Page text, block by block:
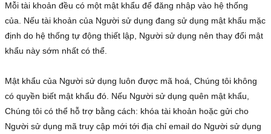
Mỗi tài khoản đều có một mật khẩu để đăng nhập vào hệ thống
của. Nếu tài khoản của Người sử dụng đang sử dụng mật khẩu mặc
định do hệ thống tự động thiết lập, Người sử dụng nên thay đổi mật
khẩu này sớm nhất có thể.
Mật khẩu của Người sử dụng luôn được mã hoá, Chúng tôi không
có quyền biết mật khẩu đó. Nếu Người sử dụng quên mật khẩu,
Chúng tôi có thể hỗ trợ bằng cách: khóa tài khoản hoặc gửi cho
Người sử dụng mã truy cập mới tới địa chỉ email do Người sử dụng